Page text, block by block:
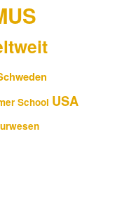
School USA